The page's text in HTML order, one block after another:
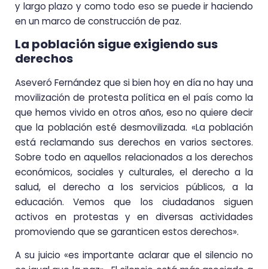
y largo plazo y como todo eso se puede ir haciendo
en un marco de construcción de paz.
La población sigue exigiendo sus
derechos
Aseveró Fernández que si bien hoy en día no hay una
movilización de protesta política en el país como la
que hemos vivido en otros años, eso no quiere decir
que la población esté desmovilizada. «La población
está reclamando sus derechos en varios sectores.
Sobre todo en aquellos relacionados a los derechos
económicos, sociales y culturales, el derecho a la
salud, el derecho a los servicios públicos, a la
educación. Vemos que los ciudadanos siguen
activos en protestas y en diversas actividades
promoviendo que se garanticen estos derechos».
A su juicio «es importante aclarar que el silencio no